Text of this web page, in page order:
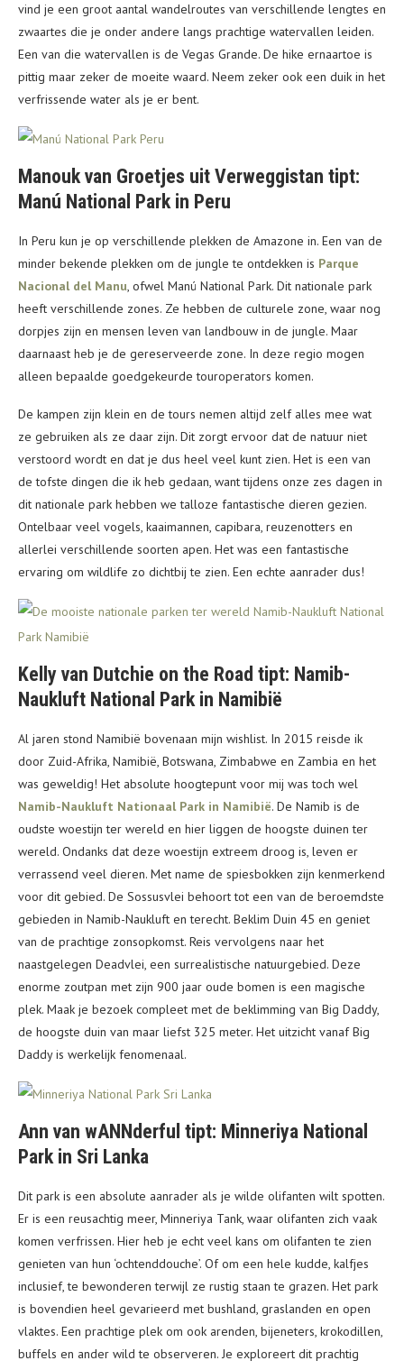
vind je een groot aantal wandelroutes van verschillende lengtes en
zwaartes die je onder andere langs prachtige watervallen leiden.
Een van die watervallen is de Vegas Grande. De hike ernaartoe is
pittig maar zeker de moeite waard. Neem zeker ook een duik in het
verfrissende water als je er bent.
Manouk van Groetjes uit Verweggistan tipt:
Manú National Park in Peru
In Peru kun je op verschillende plekken de Amazone in. Een van de
minder bekende plekken om de jungle te ontdekken is Parque
Nacional del Manu, ofwel Manú National Park. Dit nationale park
heeft verschillende zones. Ze hebben de culturele zone, waar nog
dorpjes zijn en mensen leven van landbouw in de jungle. Maar
daarnaast heb je de gereserveerde zone. In deze regio mogen
alleen bepaalde goedgekeurde touroperators komen.
De kampen zijn klein en de tours nemen altijd zelf alles mee wat
ze gebruiken als ze daar zijn. Dit zorgt ervoor dat de natuur niet
verstoord wordt en dat je dus heel veel kunt zien. Het is een van
de tofste dingen die ik heb gedaan, want tijdens onze zes dagen in
dit nationale park hebben we talloze fantastische dieren gezien.
Ontelbaar veel vogels, kaaimannen, capibara, reuzenotters en
allerlei verschillende soorten apen. Het was een fantastische
ervaring om wildlife zo dichtbij te zien. Een echte aanrader dus!
Kelly van Dutchie on the Road tipt: Namib-
Naukluft National Park in Namibië
Al jaren stond Namibië bovenaan mijn wishlist. In 2015 reisde ik
door Zuid-Afrika, Namibië, Botswana, Zimbabwe en Zambia en het
was geweldig! Het absolute hoogtepunt voor mij was toch wel
Namib-Naukluft Nationaal Park in Namibië. De Namib is de
oudste woestijn ter wereld en hier liggen de hoogste duinen ter
wereld. Ondanks dat deze woestijn extreem droog is, leven er
verrassend veel dieren. Met name de spiesbokken zijn kenmerkend
voor dit gebied. De Sossusvlei behoort tot een van de beroemdste
gebieden in Namib-Naukluft en terecht. Beklim Duin 45 en geniet
van de prachtige zonsopkomst. Reis vervolgens naar het
naastgelegen Deadvlei, een surrealistische natuurgebied. Deze
enorme zoutpan met zijn 900 jaar oude bomen is een magische
plek. Maak je bezoek compleet met de beklimming van Big Daddy,
de hoogste duin van maar liefst 325 meter. Het uitzicht vanaf Big
Daddy is werkelijk fenomenaal.
Ann van wANNderful tipt: Minneriya National
Park in Sri Lanka
Dit park is een absolute aanrader als je wilde olifanten wilt spotten.
Er is een reusachtig meer, Minneriya Tank, waar olifanten zich vaak
komen verfrissen. Hier heb je echt veel kans om olifanten te zien
genieten van hun ‘ochtenddouche’. Of om een hele kudde, kalfjes
inclusief, te bewonderen terwijl ze rustig staan te grazen. Het park
is bovendien heel gevarieerd met bushland, graslanden en open
vlaktes. Een prachtige plek om ook arenden, bijeneters, krokodillen,
buffels en ander wild te observeren. Je exploreert dit prachtig